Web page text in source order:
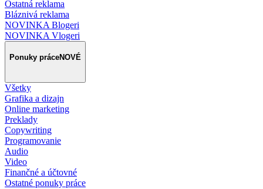
Ostatná reklama
Bláznivá reklama
NOVINKA Blogeri
NOVINKA Vlogeri
Ponuky práceNOVÉ
Všetky
Grafika a dizajn
Online marketing
Preklady
Copywriting
Programovanie
Audio
Video
Finančné a účtovné
Ostatné ponuky práce